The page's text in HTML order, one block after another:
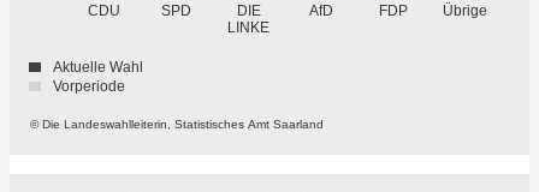
CDU SPD
DIE
LINKE
AfD FDP Übrige
© Die Landeswahlleiterin, Statistisches Amt Saarland
Aktuelle Wahl
Vorperiode